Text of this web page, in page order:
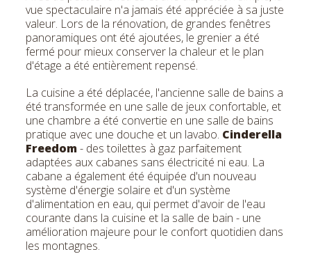
vue spectaculaire n'a jamais été appréciée à sa juste
valeur. Lors de la rénovation, de grandes fenêtres
panoramiques ont été ajoutées, le grenier a été
fermé pour mieux conserver la chaleur et le plan
d'étage a été entièrement repensé.
La cuisine a été déplacée, l'ancienne salle de bains a
été transformée en une salle de jeux confortable, et
une chambre a été convertie en une salle de bains
pratique avec une douche et un lavabo. Cinderella
Freedom- des toilettes à gaz parfaitement
adaptées aux cabanes sans électricité ni eau. La
cabane a également été équipée d'un nouveau
système d'énergie solaire et d'un système
d'alimentation en eau, qui permet d'avoir de l'eau
courante dans la cuisine et la salle de bain - une
amélioration majeure pour le confort quotidien dans
les montagnes.